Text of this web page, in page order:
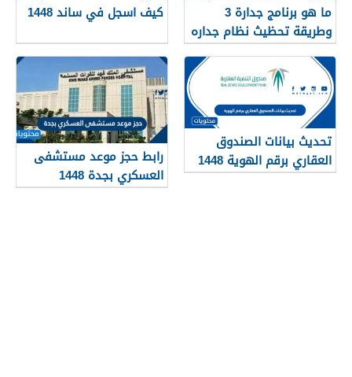
ما هو برنامج جدارة 3
وطريقة تحظيث نظام جداره
1448
كيف اسجل في ساند 1448
تحديث بيانات الصندوق
العقاري برقم الهوية 1448
الرابط والخطوات
رابط حجز موعد مستشفى
العسكري بجدة 1448